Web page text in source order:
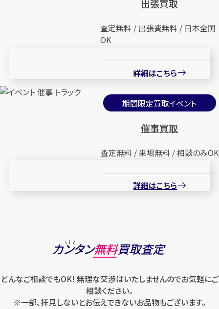
出張買取
査定無料 / 出張費無料 / 日本全国
OK
詳細はこちら
期間限定買取イベント
催事買取
査定無料 / 来場無料 / 相談のみOK
詳細はこちら
カンタン無料買取査定
どんなご相談でもOK! 無理な交渉はいたしませんのでお気軽にご
相談ください。
※一部、拝見しないとお伝えできないお品物もございます。